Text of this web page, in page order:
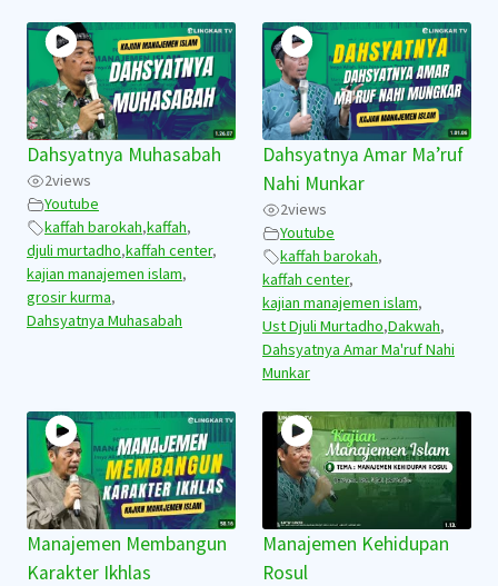
Dahsyatnya Muhasabah
2views
Youtube
kaffah barokah,kaffah,
djuli murtadho,kaffah center,
kajian manajemen islam,
grosir kurma,
Dahsyatnya Muhasabah
Dahsyatnya Amar Ma’ruf
Nahi Munkar
2views
Youtube
kaffah barokah,
kaffah center,
kajian manajemen islam,
Ust Djuli Murtadho,Dakwah,
Dahsyatnya Amar Ma'ruf Nahi
Munkar
Manajemen Membangun
Karakter Ikhlas
Manajemen Kehidupan
Rosul